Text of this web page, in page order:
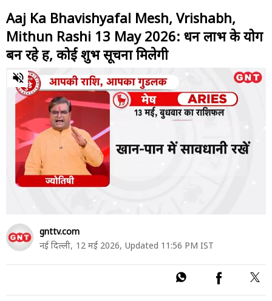
Aaj Ka Bhavishyafal Mesh, Vrishabh,
Mithun Rashi 13 May 2026: धन लाभ के योग
बन रहे हैं, कोई शुभ सूचना मिलेगी
0
of
minutes,
seconds
gnttv.com
नई दिल्ली, 12 मई 2026, Updated 11:56 PM IST